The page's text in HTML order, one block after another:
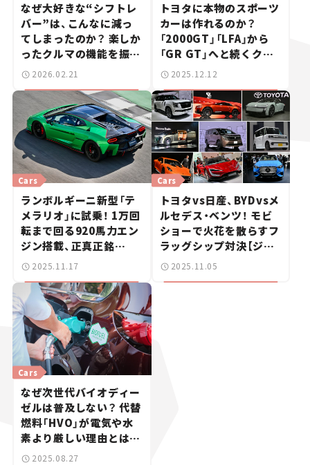
なぜ大好きな“シフトレ
バー”は、こんなに減っ
てしまったのか？ 楽しか
ったクルマの機能を振り
返る2026.02.21
トヨタに本物のスポーツ
カーは作れるのか？
「2000GT」「LFA」から
「GR GT」へと続くクル
マ屋の挑戦の物語
2025.12.12
Cars
ランボルギーニ新型「テ
メラリオ」に試乗！ 1万回
転まで回る920馬力エン
ジン搭載、正真正銘
の“Fuoriclasse（規格
た【試乗レビュー】
2025.11.17
Cars
トヨタvs日産、BYDvsメ
ルセデス・ベンツ！ モビ
ショーで火花を散らすフ
ラッグシップ対決【ジャ
パンモビリティショー
2025.11.05
Cars
なぜ次世代バイオディー
ゼルは普及しない？ 代替
燃料「HVO」が電気や水
素より厳しい理由とは
【国沢光宏がクルマ業界
2025.08.27